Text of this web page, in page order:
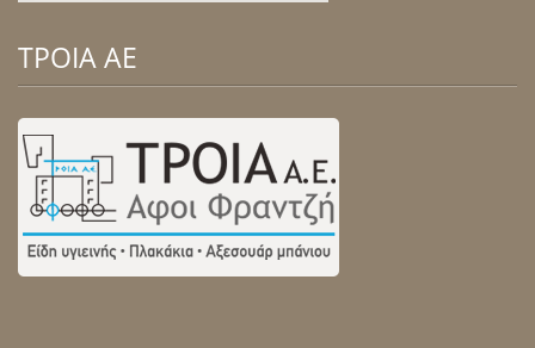
ΤΡΟΙΑ ΑΕ